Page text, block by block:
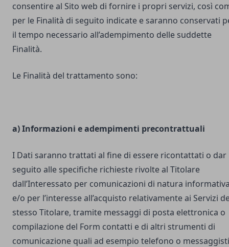
consentire al Sito web di fornire i propri servizi, così
per le Finalità di seguito indicate e saranno conservati
il tempo necessario all’adempimento delle suddette
Finalità.
Le Finalità del trattamento sono:
a) Informazioni e adempimenti precontrattuali
I Dati saranno trattati al fine di essere ricontattati o dar
seguito alle specifiche richieste rivolte al Titolare
dall’Interessato per comunicazioni di natura
e/o per l’interesse all’acquisto relativamente ai Servizi
stesso Titolare, tramite messaggi di posta elettronica o
compilazione del Form contatti e di altri strumenti di
comunicazione quali ad esempio telefono o